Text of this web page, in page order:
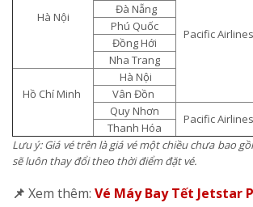
Hà Nội
Pacific Airlines
Đà Nẵng
Phú Quốc
Đồng Hới
Nha Trang
Hồ Chí Minh
Hà Nội
Vân Đồn
Quy Nhơn
Pacific Airlines
Thanh Hóa
Lưu ý: Giá vé trên là giá vé một chiều chưa bao
sẽ luôn thay đổi theo thời điểm đặt vé.
📌 Xem thêm: Vé Máy Bay Tết Jetstar